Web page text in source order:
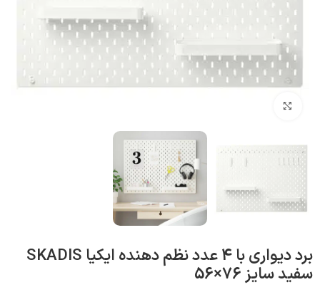
برد دیواری با 4 عدد نظم دهنده ایکیا SKADIS
سفید سایز 76×56